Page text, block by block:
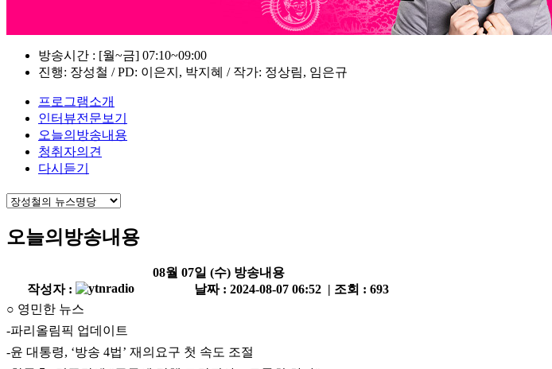
방송시간 : [월~금] 07:10~09:00
진행: 장성철 / PD: 이은지, 박지혜 / 작가: 정상림, 임은규
프로그램소개
인터뷰전문보기
오늘의방송내용
청취자의견
다시듣기
오늘의방송내용
08월 07일 (수) 방송내용
작성자 :
날짜 : 2024-08-07 06:52 | 조회 : 693
○ 영민한 뉴스
-파리올림픽 업데이트
-윤 대통령, ‘방송 4법’ 재의요구 첫 속도 조절